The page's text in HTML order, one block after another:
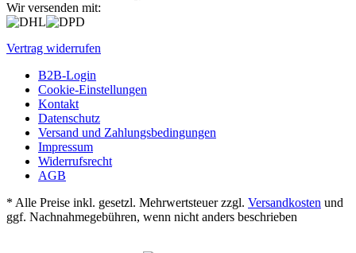
Wir versenden mit:
Vertrag widerrufen
B2B-Login
Cookie-Einstellungen
Kontakt
Datenschutz
Versand und Zahlungsbedingungen
Impressum
Widerrufsrecht
AGB
* Alle Preise inkl. gesetzl. Mehrwertsteuer zzgl. Versandkosten und
ggf. Nachnahmegebühren, wenn nicht anders beschrieben